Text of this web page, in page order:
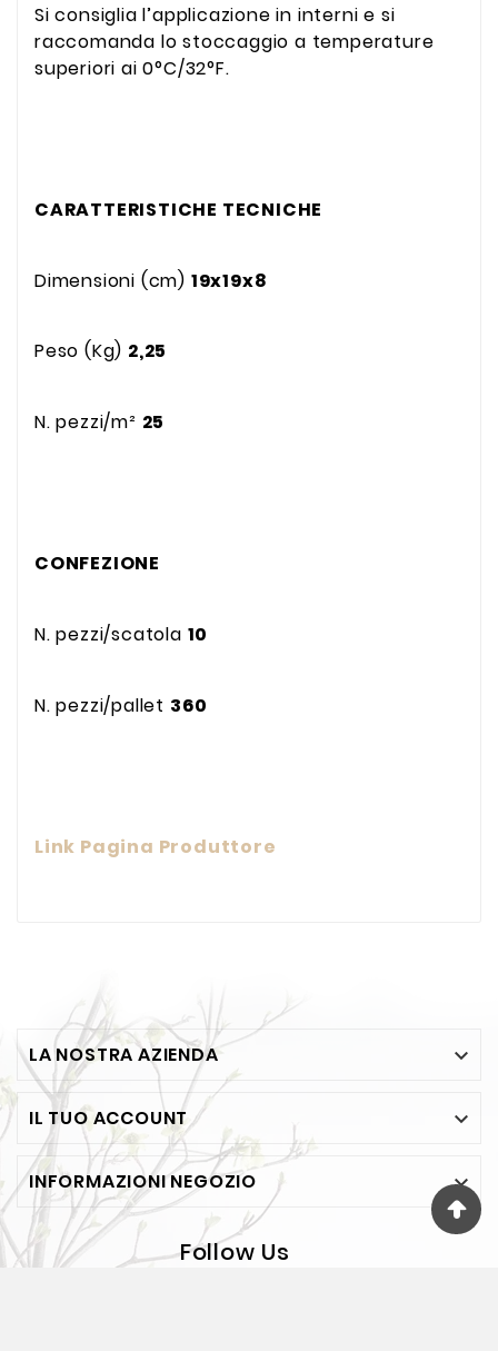
Si consiglia l’applicazione in interni e si
raccomanda lo stoccaggio a temperature
superiori ai 0°C/32°F.
CARATTERISTICHE TECNICHE
Dimensioni (cm) 19x19x8
Peso (Kg) 2,25
N. pezzi/m² 25
CONFEZIONE
N. pezzi/scatola 10
N. pezzi/pallet 360
Link Pagina Produttore
LA NOSTRA AZIENDA 
IL TUO ACCOUNT 
INFORMAZIONI NEGOZIO 
Follow Us